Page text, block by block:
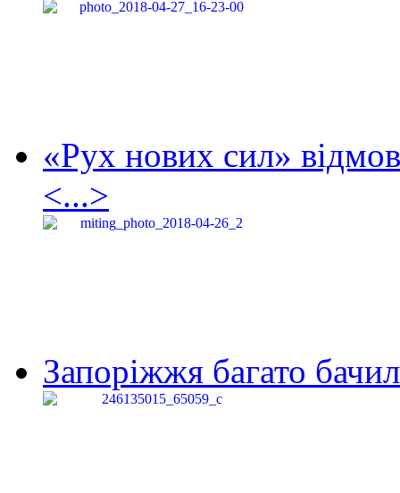
«Рух нових сил»
<...>
Запоріжжя багато